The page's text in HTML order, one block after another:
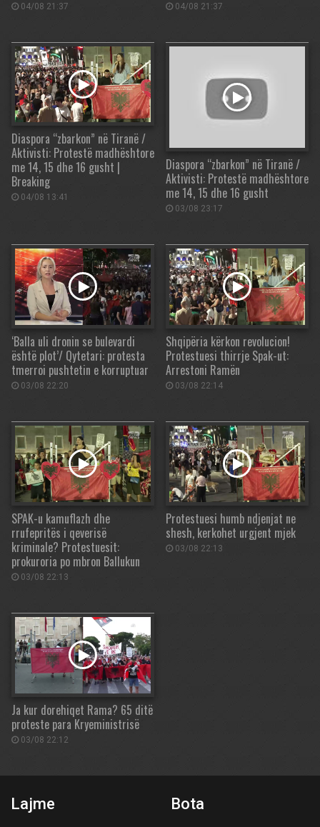
04/08 21:37 04/08 21:37
Diaspora “zbarkon” në Tiranë /
Aktivisti: Protestë madhështore
me 14, 15 dhe 16 gusht |
Breaking
04/08 13:41
Diaspora “zbarkon” në Tiranë /
Aktivisti: Protestë madhështore
me 14, 15 dhe 16 gusht
03/08 23:17
‘Balla uli dronin se bulevardi
është plot’/ Qytetari: protesta
tmerroi pushtetin e korruptuar
03/08 22:20
Shqipëria kërkon revolucion!
Protestuesi thirrje Spak-ut:
Arrestoni Ramën
03/08 22:14
SPAK-u kamuflazh dhe
rrufepritës i qeverisë
kriminale? Protestuesit:
prokuroria po mbron Ballukun
03/08 22:13
Protestuesi humb ndjenjat ne
shesh, kerkohet urgjent mjek
03/08 22:13
Ja kur dorehiqet Rama? 65 ditë
proteste para Kryeministrisë
03/08 22:12
Lajme Bota